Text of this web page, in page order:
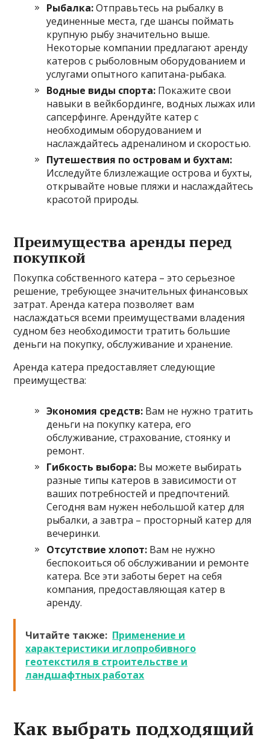
Рыбалка:Отправьтесь на рыбалку в
уединенные места, где шансы поймать
крупную рыбу значительно выше.
Некоторые компании предлагают аренду
катеров с рыболовным оборудованием и
услугами опытного капитана-рыбака.
Водные виды спорта: Покажите свои
навыки в вейкбординге, водных лыжах или
сапсерфинге. Арендуйте катер с
необходимым оборудованием и
наслаждайтесь адреналином и скоростью.
Путешествия по островам и бухтам:
Исследуйте близлежащие острова и бухты,
открывайте новые пляжи и наслаждайтесь
красотой природы.
Преимущества аренды перед
покупкой
Покупка собственного катера – это серьезное
решение, требующее значительных финансовых
затрат. Аренда катера позволяет вам
наслаждаться всеми преимуществами владения
судном без необходимости тратить большие
деньги на покупку, обслуживание и хранение.
Аренда катера предоставляет следующие
преимущества:
Экономия средств: Вам не нужно тратить
деньги на покупку катера, его
обслуживание, страхование, стоянку и
ремонт.
Гибкость выбора: Вы можете выбирать
разные типы катеров в зависимости от
ваших потребностей и предпочтений.
Сегодня вам нужен небольшой катер для
рыбалки, а завтра – просторный катер для
вечеринки.
Отсутствие хлопот: Вам не нужно
беспокоиться об обслуживании и ремонте
катера. Все эти заботы берет на себя
компания, предоставляющая катер в
аренду.
Читайте также: Применение и
характеристики иглопробивного
геотекстиля в строительстве и
ландшафтных работах
Как выбрать подходящий